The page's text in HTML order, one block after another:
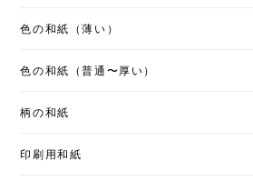
色の和紙（薄い）
色の和紙（普通〜厚い）
柄の和紙
印刷用和紙